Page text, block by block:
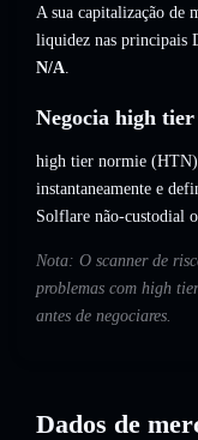
A sua capitalização de
liquidez nas principais
N/A.
Negocia high
high tier normie (HTN)
instantaneamente e
Solflare não-custodial
Nota: O scanner de
problemas com high
antes de negociares.
Dados de